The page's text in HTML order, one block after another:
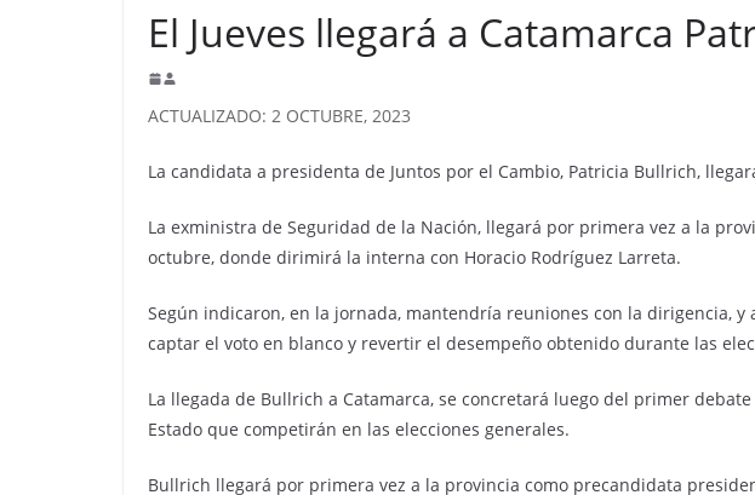
El Jueves llegará a Catamarca
ACTUALIZADO: 2 OCTUBRE, 2023
La candidata a presidenta de Juntos por el Cambio, Patricia Bullrich,
La exministra de Seguridad de la Nación, llegará por primera vez a la
octubre, donde dirimirá la interna con Horacio Rodríguez Larreta.
Según indicaron, en la jornada, mantendría reuniones con la dirigencia,
captar el voto en blanco y revertir el desempeño obtenido durante las
La llegada de Bullrich a Catamarca, se concretará luego del primer
Estado que competirán en las elecciones generales.
Bullrich llegará por primera vez a la provincia como precandidata